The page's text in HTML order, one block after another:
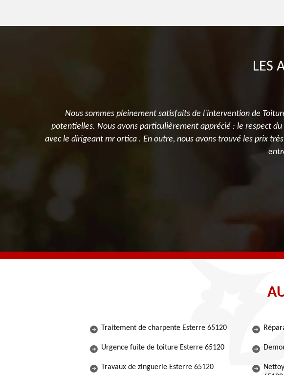
LES
Nous sommes pleinement satisfaits de l'intervention de
potentielles. Nous avons particulièrement apprécié : le respect
avec le dirigeant mr ortica . En outre, nous avons trouvé les prix
Traitement de charpente Esterre 65120
Urgence fuite de toiture Esterre 65120
Travaux de zinguerie Esterre 65120